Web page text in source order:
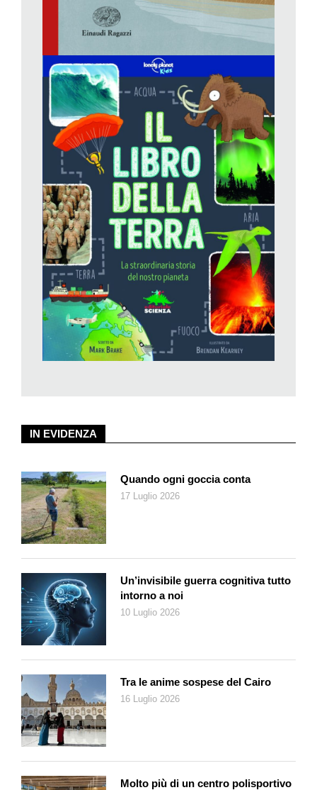
brevi o di parti di romanzi (si pensi all’incipit diPiccole Donne
sia in opere che ai più giovani vengono proposte per
consuetudine (come accade con il racconto di Natale per
eccellenza, il dickensianoChristmas Carol). Ci sono entrambe
le categorie letterarie in questa raccolta di storie classiche di
Natale, dove l’aggettivo classico connota il fatto che vengono
tutte dalla «grande» letteratura del passato. Grandi autori,
dunque, di varia provenienza e stile: le atmosfere fantastiche di
Hoffmann (Lo schiaccianoci
, che peccato non sia integrale!),
quelle malinconiche di Andersen (La piccola fiammiferaia
), quelle fiabesche dei Grimm, quelle invece più
scanzonate di Baum, o decisamente ironiche di Jerome K.
Jerome. C’è Beatrix Potter con ilSarto di Gloucestere Selma
Lagerlöf conTrappola per topi; ci sono celebri italiani, come
Collodi, Gozzano, Deledda, De Marchi, e naturalmente Rodari.
Ma ci sono anche poesie (di Satta e di Rostand), e non manca
il famoso e sempre commoventeDono dei Magidi O. Henry.
Tutti adatti alla lettura ad alta voce, in famiglia.
Einaudi Ragazzi ha già in catalogo tante belle raccolte di
Natale, che offrono racconti della tradizione, popolare o
d’autore, e questa nuova strenna va elegantemente ad
aggiungersi ad esse.
IN EVIDENZA
Quando ogni goccia conta
17 Luglio 2026
Un’invisibile guerra cognitiva tutto
intorno a noi
10 Luglio 2026
Tra le anime sospese del Cairo
16 Luglio 2026
Molto più di un centro polisportivo